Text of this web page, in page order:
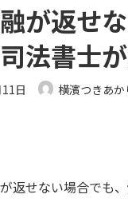
が返せ
法書士
日 横濱つきあ
返せない場合でも、